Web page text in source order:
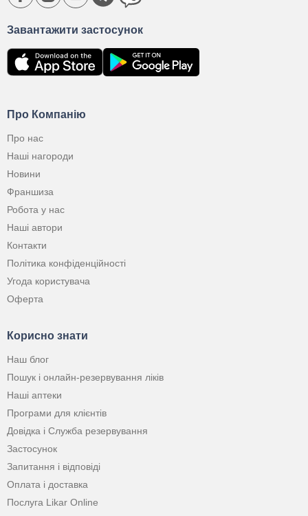
Про Компанію
Про нас
Наші нагороди
Новини
Франшиза
Робота у нас
Наші автори
Контакти
Політика конфіденційності
Угода користувача
Оферта
Корисно знати
Наш блог
Пошук і онлайн-резервування ліків
Наші аптеки
Програми для клієнтів
Довідка і Служба резервування
Застосунок
Запитання і відповіді
Оплата і доставка
Послуга Likar Online
Завантажити застосунок